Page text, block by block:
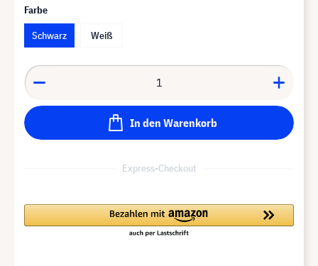
Farbe
Schwarz
Weiß
In den Warenkorb
Express-Checkout